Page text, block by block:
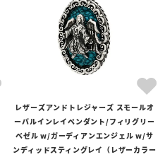
レザーズアンドトレジャーズ スモールオ
ーバルインレイペンダント/フィリグリー
ベゼル w/ガーディアンエンジェル w/サ
ンディッドスティングレイ（レザーカラー